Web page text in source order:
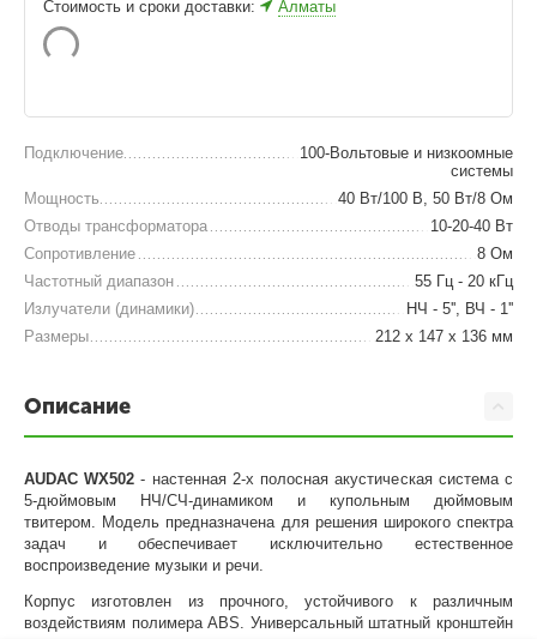
Стоимость и сроки доставки: Алматы
Подключение
100-Вольтовые и низкоомные
системы
Мощность
40 Вт/100 В, 50 Вт/8 Ом
Отводы трансформатора
10-20-40 Вт
Сопротивление
8 Ом
Частотный диапазон
55 Гц - 20 кГц
Излучатели (динамики)
НЧ - 5'', ВЧ - 1''
Размеры
212 х 147 х 136 мм
Описание
AUDAC WX502 - настенная 2-х полосная акустическая система с
5-дюймовым НЧ/СЧ-динамиком и купольным дюймовым
твитером. Модель предназначена для решения широкого спектра
задач и обеспечивает исключительно естественное
воспроизведение музыки и речи.
Корпус изготовлен из прочного, устойчивого к различным
воздействиям полимера ABS. Универсальный штатный кронштейн